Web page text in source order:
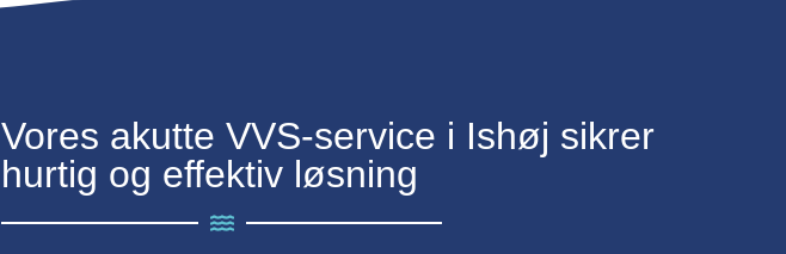
Vores akutte VVS-service i Ishøj sikrer
hurtig og effektiv løsning